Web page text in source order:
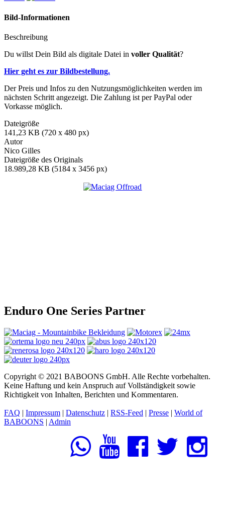
Bild-Informationen
Beschreibung
Du willst Dein Bild als digitale Datei in voller Qualität?
Hier geht es zur Bildbestellung.
Der Preis und Infos zu den Nutzungsmöglichkeiten werden im
nächsten Schritt angezeigt. Die Zahlung ist per PayPal oder
Vorkasse möglich.
Dateigröße
141,23 KB (720 x 480 px)
Autor
Nico Gilles
Dateigröße des Originals
18.989,28 KB (5184 x 3456 px)
Enduro One Series Partner
Copyright © 2021 BABOONS GmbH. Alle Rechte vorbehalten.
Keine Haftung und kein Anspruch auf Vollständigkeit sowie
Richtigkeit von Inhalten, Berichten und Kommentaren.
FAQ | Impressum | Datenschutz | RSS-Feed | Presse | World of
BABOONS | Admin